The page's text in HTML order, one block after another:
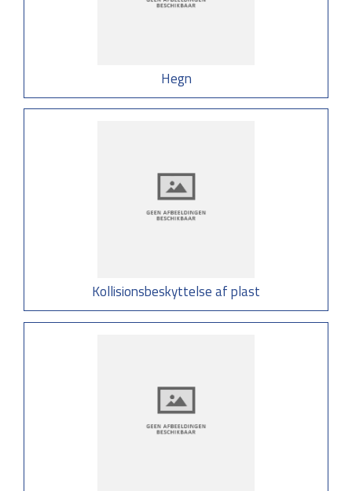
Hegn
Kollisionsbeskyttelse af plast